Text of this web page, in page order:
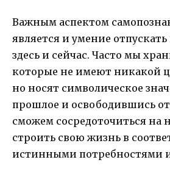
Важным аспектом
является и умение
здесь и сейчас. Часто мы
которые не имеют никакой
но носят символическое
прошлое и освободившись
сможем сосредоточиться на
строить свою жизнь в
истинными потребностями